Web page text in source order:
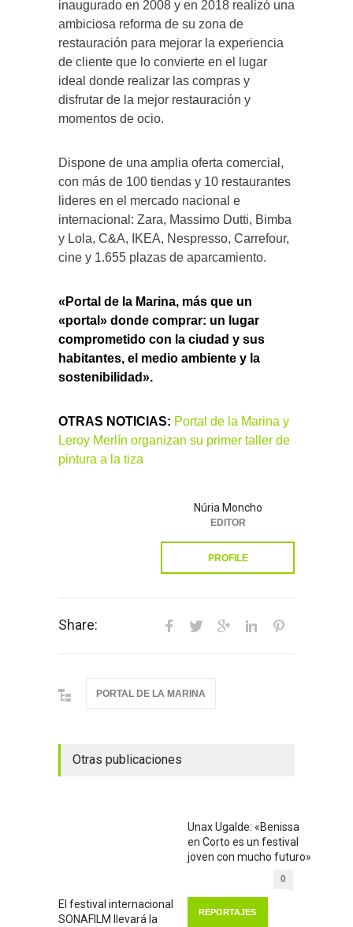
inaugurado en 2008 y en 2018 realizó una
ambiciosa reforma de su zona de
restauración para mejorar la experiencia
de cliente que lo convierte en el lugar
ideal donde realizar las compras y
disfrutar de la mejor restauración y
momentos de ocio.
Dispone de una amplia oferta comercial,
con más de 100 tiendas y 10 restaurantes
lideres en el mercado nacional e
internacional: Zara, Massimo Dutti, Bimba
y Lola, C&A, IKEA, Nespresso, Carrefour,
cine y 1.655 plazas de aparcamiento.
«Portal de la Marina, más que un
«portal» donde comprar: un lugar
comprometido con la ciudad y sus
habitantes, el medio ambiente y la
sostenibilidad».
OTRAS NOTICIAS: Portal de la Marina y
Leroy Merlín organizan su primer taller de
pintura a la tiza
Núria Moncho
EDITOR
PROFILE
Share:
PORTAL DE LA MARINA
Otras publicaciones
El festival internacional
SONAFILM llevará la
Unax Ugalde: «Benissa
en Corto es un festival
joven con mucho futuro»
0
REPORTAJES